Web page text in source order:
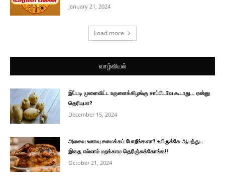
January 21, 2024
Load more
வாழ்வியல்
இப்படி முளைவிட்ட உருளைக்கிழங்கு சாப்பிடவே கூடாது… ஏன்னு
தெரியுமா?
December 15, 2024
அசைவ உணவு சமைக்கப் போறீங்களா? உயிருக்கே ஆபத்து..
இதை எல்லாம் மறக்காம தெரிஞ்சுக்கோங்க!!
October 21, 2024